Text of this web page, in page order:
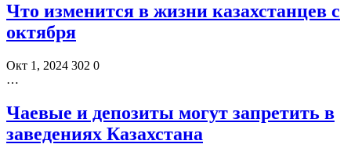
Что изменится в жизни казахстанцев с
октября
Окт 1, 2024 302 0
…
Чаевые и депозиты могут запретить в
заведениях Казахстана